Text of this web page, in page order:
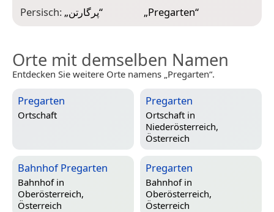
Persisch: „پرگارتن“
„Pregarten“
Orte mit demselben Namen
Entdecken Sie weitere Orte namens „Pregarten“.
Pregarten
Ortschaft
Pregarten
Ortschaft in
Niederösterreich,
Österreich
Bahnhof Pregarten
Bahnhof in
Oberösterreich,
Österreich
Pregarten
Bahnhof in
Oberösterreich,
Österreich